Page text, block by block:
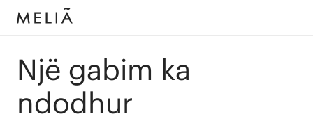
Një gabim ka
ndodhur